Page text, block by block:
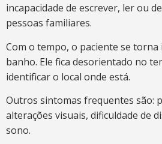
incapacidade de escrever, ler ou
pessoas familiares.
Com o tempo, o paciente se
banho. Ele fica desorientado no
identificar o local onde está.
Outros sintomas frequentes são:
alterações visuais, dificuldade de
sono.